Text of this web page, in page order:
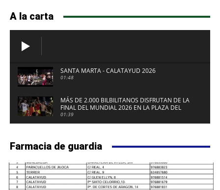
A la carta
SANTA MARTA - CALATAYUD 2026
01:48
MÁS DE 2.000 BILBILITANOS DISFRUTAN DE LA
FINAL DEL MUNDIAL 2026 EN LA PLAZA DEL
FUERTE DE CALATAYUD
01:39
Farmacia de guardia